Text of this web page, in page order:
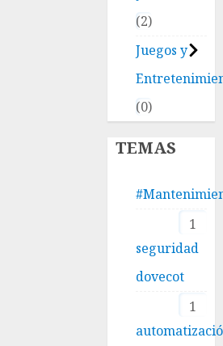
2
Juegos y
0
TEMAS
1
seguridad
dovecot
1